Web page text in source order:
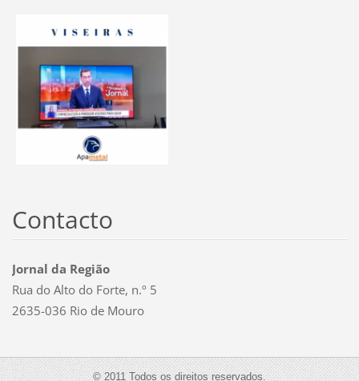
Contacto
Jornal da Região
Rua do Alto do Forte, n.º 5
2635-036 Rio de Mouro
© 2011 Todos os direitos reservados.